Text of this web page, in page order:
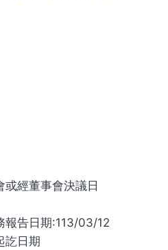
或經董事會決議日
報告日期:113/03/12
訖日期